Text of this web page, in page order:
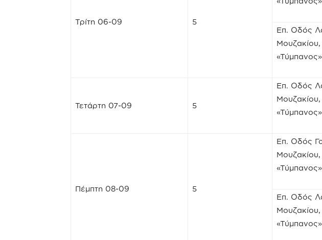
Τρίτη 06-09 5
Επ. Οδός
«Τύμπανος»
Τετάρτη 07-09 5
Επ. Οδός
«Τύμπανος»
Πέμπτη 08-09 5
Επ. Οδός
«Τύμπανος»
Επ. Οδός
«Τύμπανος»